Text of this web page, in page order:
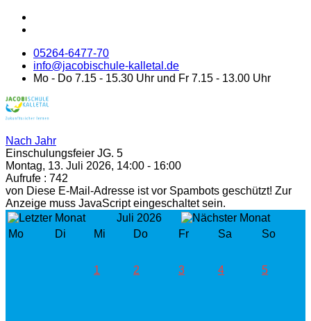
05264-6477-70
info@jacobischule-kalletal.de
Mo - Do 7.15 - 15.30 Uhr und Fr 7.15 - 13.00 Uhr
Nach Jahr
Einschulungsfeier JG. 5
Montag, 13. Juli 2026, 14:00 - 16:00
Aufrufe : 742
von Diese E-Mail-Adresse ist vor Spambots geschützt! Zur
Anzeige muss JavaScript eingeschaltet sein.
Juli 2026
Mo
Di Mi Do Fr Sa So
1 2 3 4 5